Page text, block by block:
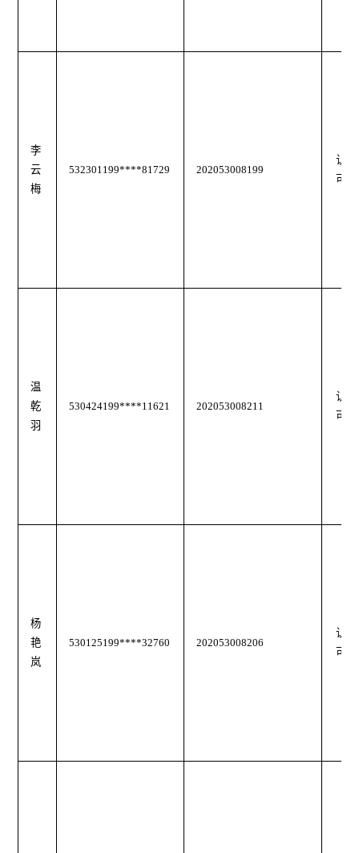
李
云
梅
532301199****81729 202053008199
认
可
温
乾
羽
530424199****11621 202053008211
认
可
杨
艳
岚
530125199****32760 202053008206
认
可